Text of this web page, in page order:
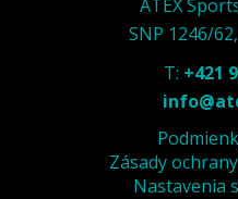
ATEX
SNP 1246/
T: +421
Zásady
Nastavenia